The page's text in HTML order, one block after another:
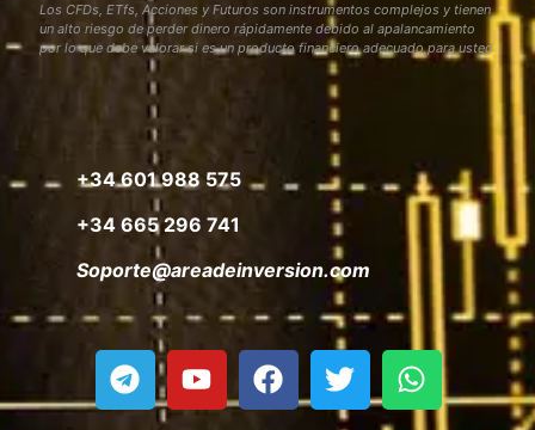
Los CFDs, ETfs, Acciones y Futuros son instrumentos complejos y tienen
un alto riesgo de perder dinero rápidamente debido al apalancamiento
por lo que debe valorar si es un producto financiero adecuado para usted
+34 601 988 575
+34 665 296 741
Soporte@areadeinversion.com